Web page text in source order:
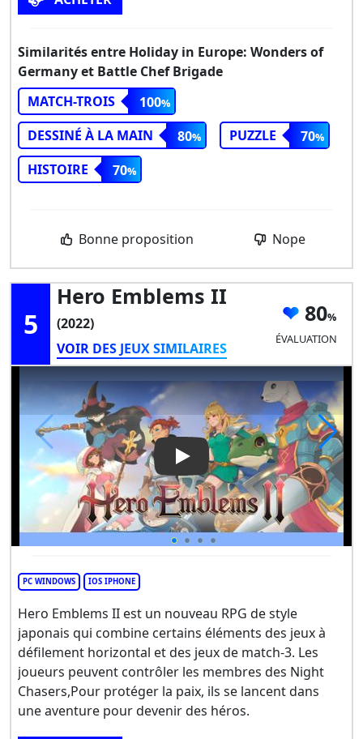
Similarités entre Holiday in Europe: Wonders of
Germany et Battle Chef Brigade
MATCH-TROIS
100
DESSINÉ À LA MAIN
80 PUZZLE
70
HISTOIRE
70
Bonne proposition Nope
5
Hero Emblems II
(2022)
VOIR DES JEUX SIMILAIRES
80
ÉVALUATION
Play Video: Hero Emblems II
PC WINDOWS IOS IPHONE
Hero Emblems II est un nouveau RPG de style
japonais qui combine certains éléments des jeux à
défilement horizontal et des jeux de match-3. Les
joueurs peuvent contrôler les membres des Night
Chasers,Pour protéger la paix, ils se lancent dans
une aventure pour devenir des héros.